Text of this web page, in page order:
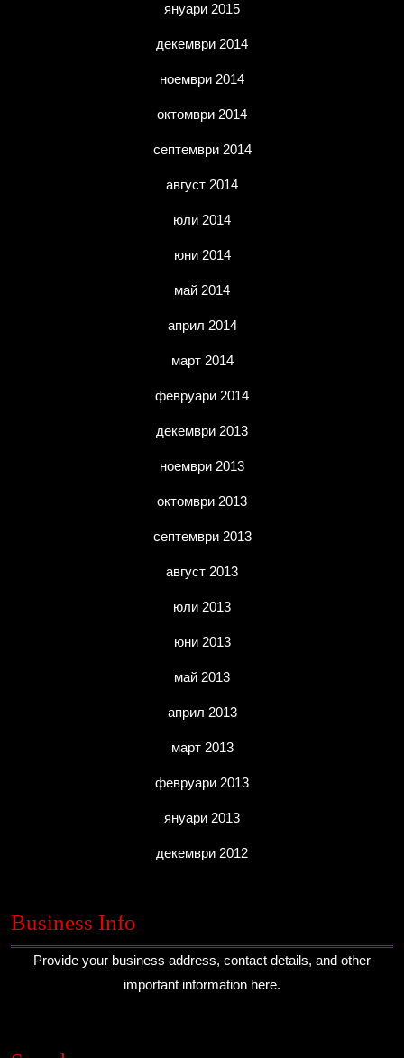
януари 2015
декември 2014
ноември 2014
октомври 2014
септември 2014
август 2014
юли 2014
юни 2014
май 2014
април 2014
март 2014
февруари 2014
декември 2013
ноември 2013
октомври 2013
септември 2013
август 2013
юли 2013
юни 2013
май 2013
април 2013
март 2013
февруари 2013
януари 2013
декември 2012
Business Info
Provide your business address, contact details, and other
important information here.